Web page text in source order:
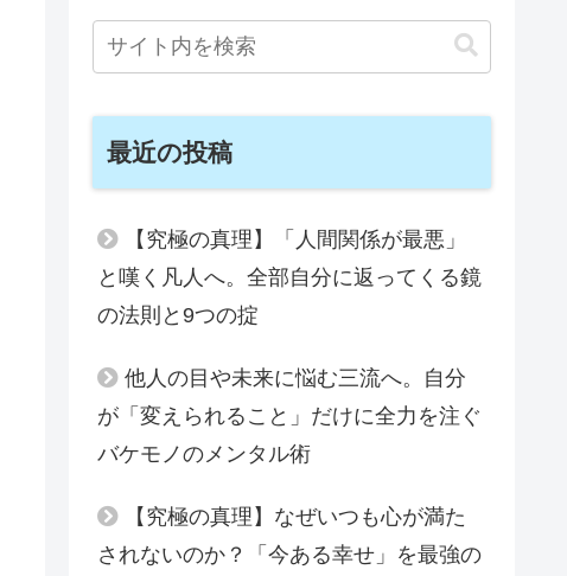
最近の投稿
【究極の真理】「人間関係が最悪」
と嘆く凡人へ。全部自分に返ってくる鏡
の法則と9つの掟
他人の目や未来に悩む三流へ。自分
が「変えられること」だけに全力を注ぐ
バケモノのメンタル術
【究極の真理】なぜいつも心が満た
されないのか？「今ある幸せ」を最強の